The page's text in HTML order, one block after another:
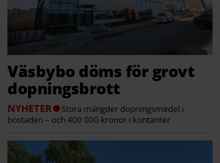
Väsbybo döms för grovt
dopningsbrott
NYHETER
Stora mängder dopningsmedel i
bostaden – och 400 000 kronor i kontanter